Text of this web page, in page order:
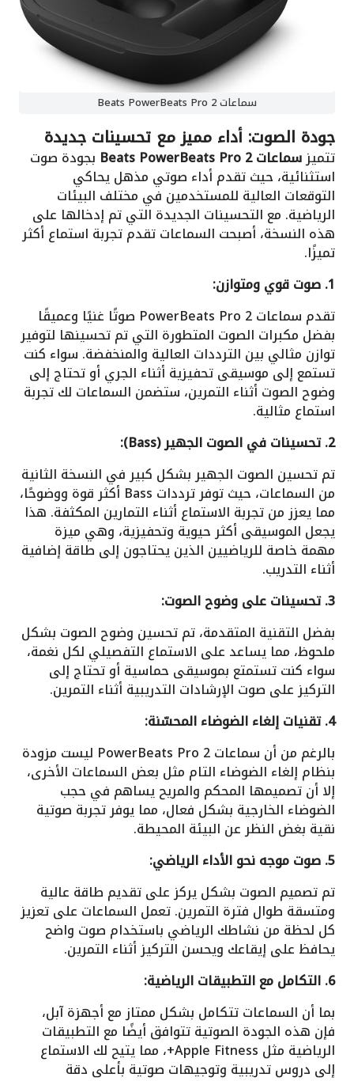
سماعات Beats PowerBeats Pro 2
جودة الصوت: أداء مميز مع تحسينات جديدة
تتميزسماعات Beats PowerBeats Pro 2 بجودة صوت
استثنائية، حيث تقدم أداء صوتي مذهل يحاكي
التوقعات العالية للمستخدمين في مختلف البيئات
الرياضية. مع التحسينات الجديدة التي تم إدخالها على
هذه النسخة، أصبحت السماعات تقدم تجربة استماع أكثر
تميزًا.
1. صوت قوي ومتوازن:
تقدم سماعات PowerBeats Pro 2 صوتًا غنيًا وعميقًا
بفضل مكبرات الصوت المتطورة التي تم تحسينها لتوفير
توازن مثالي بين الترددات العالية والمنخفضة. سواء كنت
تستمع إلى موسيقى تحفيزية أثناء الجري أو تحتاج إلى
وضوح الصوت أثناء التمرين، ستضمن السماعات لك تجربة
استماع مثالية.
2. تحسينات في الصوت الجهير (Bass):
تم تحسين الصوت الجهير بشكل كبير في النسخة الثانية
من السماعات، حيث توفر ترددات Bass أكثر قوة ووضوحًا،
مما يعزز من تجربة الاستماع أثناء التمارين المكثفة. هذا
يجعل الموسيقى أكثر حيوية وتحفيزية، وهي ميزة
مهمة خاصة للرياضيين الذين يحتاجون إلى طاقة إضافية
أثناء التدريب.
3. تحسينات على وضوح الصوت:
بفضل التقنية المتقدمة، تم تحسين وضوح الصوت بشكل
ملحوظ، مما يساعد على الاستماع التفصيلي لكل نغمة،
سواء كنت تستمتع بموسيقى حماسية أو تحتاج إلى
التركيز على صوت الإرشادات التدريبية أثناء التمرين.
4. تقنيات إلغاء الضوضاء المحسّنة:
بالرغم من أن سماعات PowerBeats Pro 2 ليست مزودة
بنظام إلغاء الضوضاء التام مثل بعض السماعات الأخرى،
إلا أن تصميمها المحكم والمريح يساهم في حجب
الضوضاء الخارجية بشكل فعال، مما يوفر تجربة صوتية
نقية بغض النظر عن البيئة المحيطة.
5. صوت موجه نحو الأداء الرياضي:
تم تصميم الصوت بشكل يركز على تقديم طاقة عالية
ومتسقة طوال فترة التمرين. تعمل السماعات على تعزيز
كل لحظة من نشاطك الرياضي باستخدام صوت واضح
يحافظ على إيقاعك ويحسن التركيز أثناء التمرين.
6. التكامل مع التطبيقات الرياضية:
بما أن السماعات تتكامل بشكل ممتاز مع أجهزة آبل،
فإن هذه الجودة الصوتية تتوافق أيضًا مع التطبيقات
الرياضية مثل Apple Fitness+، مما يتيح لك الاستماع
إلى دروس تدريبية وتوجيهات صوتية بأعلى دقة